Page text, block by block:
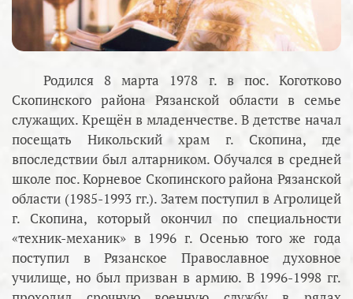
Родился 8 марта 1978 г. в пос. Коготково
Скопинского района Рязанской области в семье
служащих. Крещён в младенчестве. В детстве начал
посещать Никольский храм г. Скопина, где
впоследствии был алтарником. Обучался в средней
школе пос. Корневое Скопинского района Рязанской
области (1985-1993 гг.). Затем поступил в Агролицей
г. Скопина, который окончил по специальности
«техник-механик» в 1996 г. Осенью того же года
поступил в Рязанское Православное духовное
училище, но был призван в армию. В 1996-1998 гг.